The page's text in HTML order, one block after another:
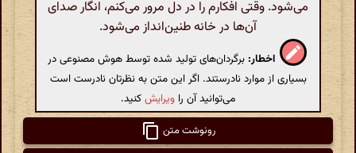
می‌شود. وقتی افکارم را در دل مرور می‌کنم، انگار صدای
آن‌ها در خانه طنین‌انداز می‌شود.
اخطار: برگردان‌های تولید شده توسط هوش مصنوعی در
بسیاری از موارد نادرستند. اگر این متن به نظرتان نادرست است
می‌توانید آن را ویرایشکنید.
رونوشت متن